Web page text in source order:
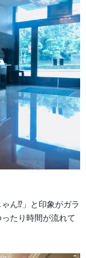
ん⁉」と印象がガラ
たり時間が流れて